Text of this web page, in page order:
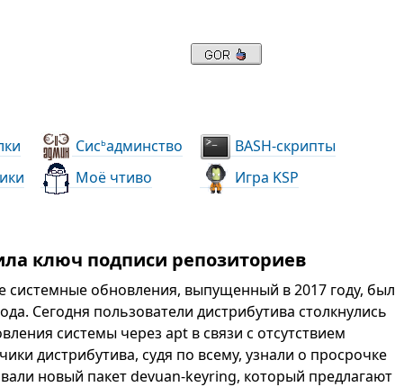
Сисьадминство
BASH-скрипты
Моё чтиво Игра KSP
ключ подписи репозиториев
обновления, выпущенный в 2017 году, был
Сегодня пользователи дистрибутива столкнулись
системы через apt в связи с отсутствием
дистрибутива, судя по всему, узнали о просрочке
новый пакет devuan-keyring, который предлагают